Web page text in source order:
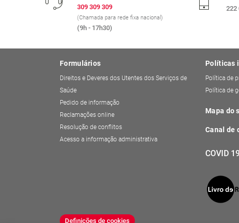
309 309 309
(Chamada para rede fixa nacional)
(9h - 17h30)
222
Formulários
Direitos e Deveres dos Utentes dos Serviços de
Saúde
Pedido de informação
Reclamações online
Resolução de conflitos
Acesso a informação administrativa
Políticas
Política de
Política de
Mapa do
Canal de
COVID 19
Definições de cookies